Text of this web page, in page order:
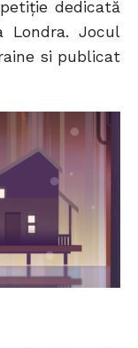
dedicată
Londra. Jocul
si publicat